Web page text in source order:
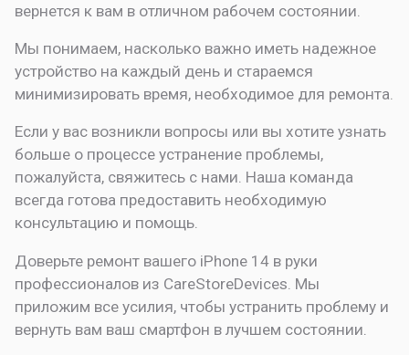
вернется к вам в отличном рабочем состоянии.
Мы понимаем, насколько важно иметь надежное
устройство на каждый день и стараемся
минимизировать время, необходимое для ремонта.
Если у вас возникли вопросы или вы хотите узнать
больше о процессе устранение проблемы,
пожалуйста, свяжитесь с нами. Наша команда
всегда готова предоставить необходимую
консультацию и помощь.
Доверьте ремонт вашего iPhone 14 в руки
профессионалов из CareStoreDevices. Мы
приложим все усилия, чтобы устранить проблему и
вернуть вам ваш смартфон в лучшем состоянии.